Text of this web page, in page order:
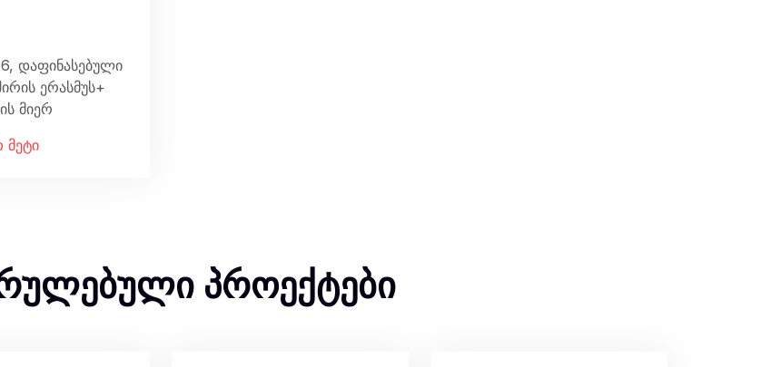
დაფინასებული
ერასმუს+
მიერ
მეტი
პროექტები